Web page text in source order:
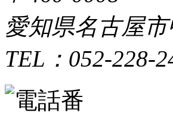
愛知県名古屋
TEL：052-228-